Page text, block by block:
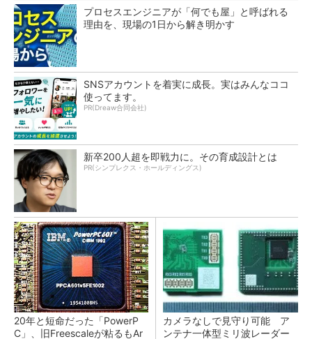
プロセスエンジニアが「何でも屋」と呼ばれる
理由を、現場の1日から解き明かす
SNSアカウントを着実に成長。実はみんなココ
使ってます。
PR(Dreaw合同会社)
新卒200人超を即戦力に。その育成設計とは
PR(シンプレクス・ホールディングス)
20年と短命だった「PowerP
C」、旧Freescaleが粘るもAr
カメラなしで見守り可能 ア
ンテナ一体型ミリ波レーダー